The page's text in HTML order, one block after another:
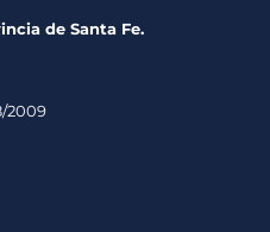
de Santa Fe.
2009